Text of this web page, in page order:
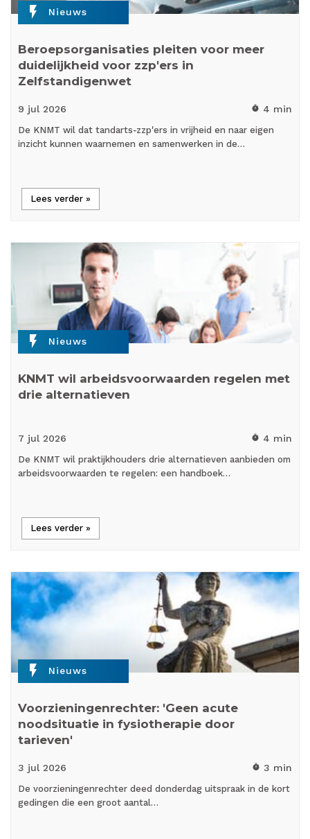
flash_on Nieuws
Beroepsorganisaties pleiten voor meer
duidelijkheid voor zzp'ers in
Zelfstandigenwet
9 jul 2026 timer 4 min
De KNMT wil dat tandarts-zzp'ers in vrijheid en naar eigen
inzicht kunnen waarnemen en samenwerken in de…
Lees verder »
flash_on Nieuws
KNMT wil arbeidsvoorwaarden regelen met
drie alternatieven
7 jul 2026 timer 4 min
De KNMT wil praktijkhouders drie alternatieven aanbieden om
arbeidsvoorwaarden te regelen: een handboek…
Lees verder »
flash_on Nieuws
Voorzieningenrechter: 'Geen acute
noodsituatie in fysiotherapie door
tarieven'
3 jul 2026 timer 3 min
De voorzieningenrechter deed donderdag uitspraak in de kort
gedingen die een groot aantal…